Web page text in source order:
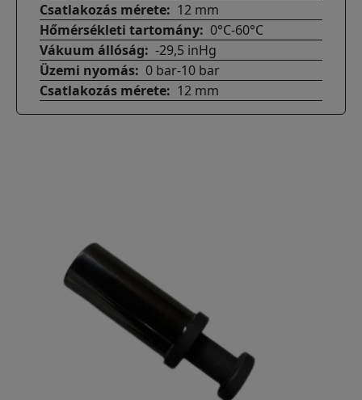
Csatlakozás mérete
12 mm
Hőmérsékleti tartomány
0°C-60°C
Vákuum állóság
-29,5 inHg
Üzemi nyomás
0 bar-10 bar
Csatlakozás mérete
12 mm